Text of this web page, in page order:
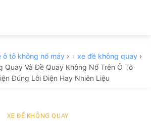
ô tô không nổ máy › xe đề không quay ›
Quay Và Đề Quay Không Nổ Trên Ô Tô
Đúng Lỗi Điện Hay Nhiên Liệu
XE ĐỀ KHÔNG QUAY